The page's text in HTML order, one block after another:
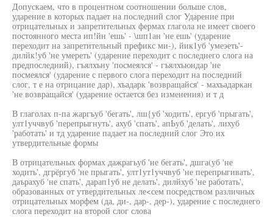
Допускаем, что в процентном соотношении больше слов,
ударение в которых падает на последний слог Ударение при
отрицательных и запретительных фермах глагола не имеет своего
постоянного места ип!йн 'ешь' - \шп1ан 'не ешь' (ударение
переходит на запретительный префикс ми-), йик1уб 'умеэеть'-
дилйк!уб 'не умереть' (ударение переходит с последнего слога на
предпоследний), гъялхъну 'посмеялся' - гъялхъюндар 'не
посмеялся' (ударение с первого слога переходит на последний
слог, т е на отрицание дар), хъадарк 'возвращайся' - махъадаркан
'не возвращайся' (ударение остается без изменения) и т д
В глаголах п-па жаргъуб 'бегать', лш{уб 'ходить', ергуб 'прыгать',
улт1уччвуб 'перепрыгнуть', ахуб 'спать', апЬуб 'делать', лихуб
'работать' и тд ударение падает на последний слог Это их
утвердительные формы
В отрицательных формах дажрагьуб 'не бегать', дшга(уб 'не
ходить', дгрёргуб 'не прыгать', улт1ут1уччвуб 'не перепрыгивать',
даърахуб 'не спать', дарап1уб не делать', дилйхуб 'не работать',
образованных от утвердительных ле<сем посредством различных
отрицательных морфем (да, ди-, дар-, дер-), ударение с последнего
слога переходит на второй слог слова